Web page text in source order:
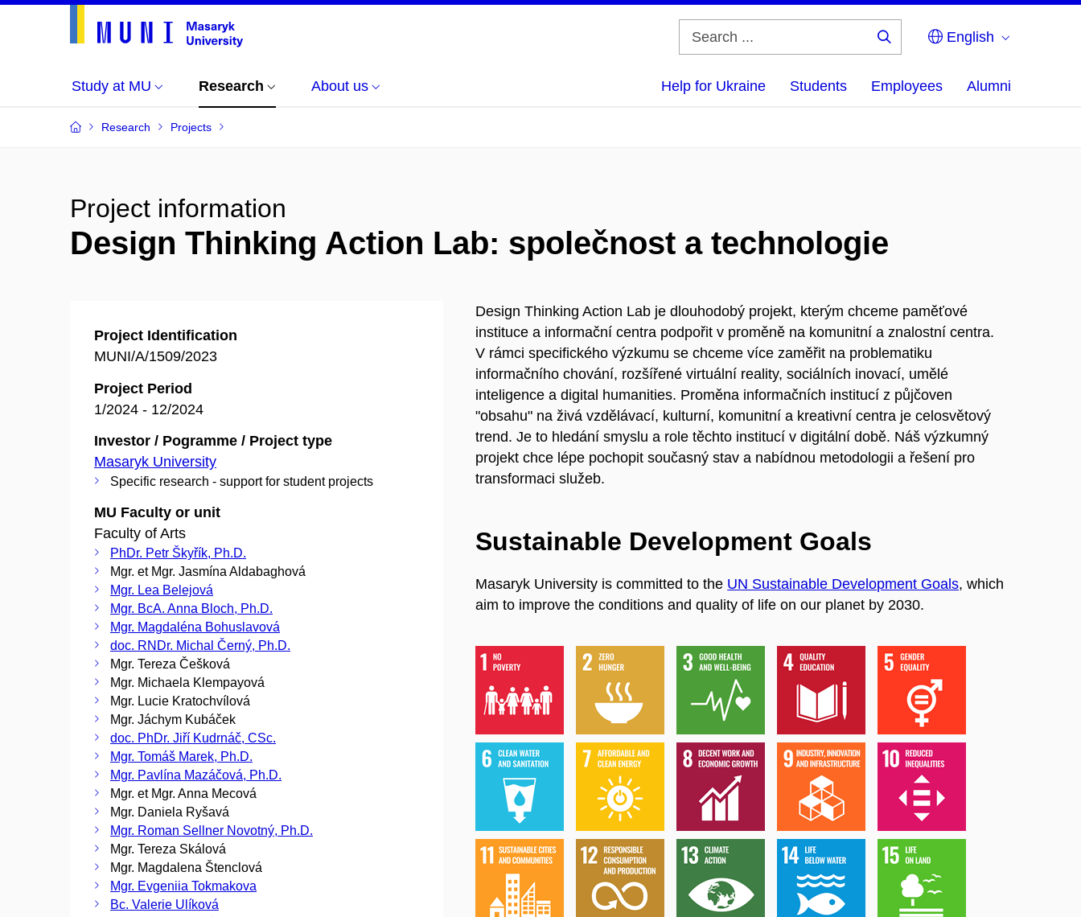
English
Study at MU Research About us Help for Ukraine Students Employees Alumni
Research Projects
Project information
Design Thinking Action Lab: společnost a technologie
Project Identification
MUNI/A/1509/2023
Project Period
1/2024 - 12/2024
Investor / Pogramme / Project type
Masaryk University
Specific research - support for student projects
MU Faculty or unit
Faculty of Arts
PhDr. Petr Škyřík, Ph.D.
Mgr. et Mgr. Jasmína Aldabaghová
Mgr. Lea Belejová
Mgr. BcA. Anna Bloch, Ph.D.
Mgr. Magdaléna Bohuslavová
doc. RNDr. Michal Černý, Ph.D.
Mgr. Tereza Češková
Mgr. Michaela Klempayová
Mgr. Lucie Kratochvílová
Mgr. Jáchym Kubáček
doc. PhDr. Jiří Kudrnáč, CSc.
Mgr. Tomáš Marek, Ph.D.
Mgr. Pavlína Mazáčová, Ph.D.
Mgr. et Mgr. Anna Mecová
Mgr. Daniela Ryšavá
Mgr. Roman Sellner Novotný, Ph.D.
Mgr. Tereza Skálová
Mgr. Magdalena Štenclová
Mgr. Evgeniia Tokmakova
Bc. Valerie Ulíková
Design Thinking Action Lab je dlouhodobý projekt, kterým chceme paměťové
instituce a informační centra podpořit v proměně na komunitní a znalostní centra.
V rámci specifického výzkumu se chceme více zaměřit na problematiku
informačního chování, rozšířené virtuální reality, sociálních inovací, umělé
inteligence a digital humanities. Proměna informačních institucí z půjčoven
"obsahu" na živá vzdělávací, kulturní, komunitní a kreativní centra je celosvětový
trend. Je to hledání smyslu a role těchto institucí v digitální době. Náš výzkumný
projekt chce lépe pochopit současný stav a nabídnou metodologii a řešení pro
transformaci služeb.
Sustainable Development Goals
Masaryk University is committed to the UN Sustainable Development Goals, which
aim to improve the conditions and quality of life on our planet by 2030.